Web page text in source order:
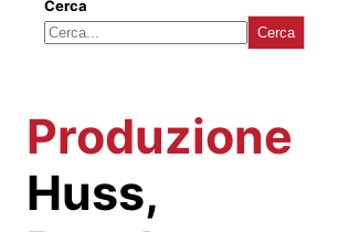
Cerca
Cerca
Produzione
Huss,